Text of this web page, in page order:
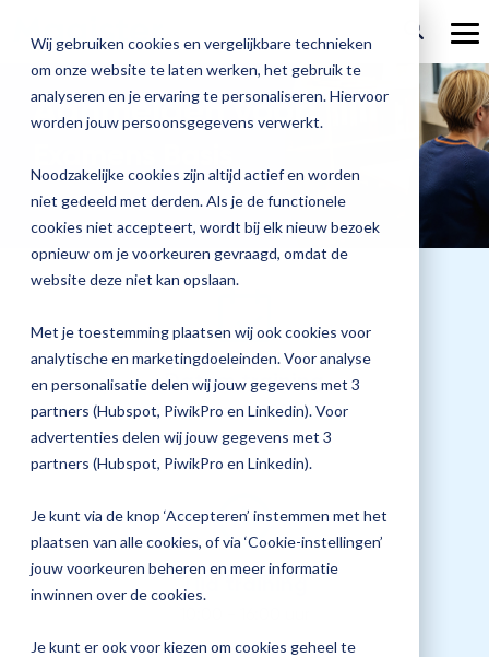
Wij gebruiken cookies en vergelijkbare technieken
om onze website te laten werken, het gebruik te
analyseren en je ervaring te personaliseren. Hiervoor
worden jouw persoonsgegevens verwerkt.
Noodzakelijke cookies zijn altijd actief en worden
niet gedeeld met derden. Als je de functionele
cookies niet accepteert, wordt bij elk nieuw bezoek
opnieuw om je voorkeuren gevraagd, omdat de
website deze niet kan opslaan.
Met je toestemming plaatsen wij ook cookies voor
analytische en marketingdoeleinden. Voor analyse
en personalisatie delen wij jouw gegevens met 3
partners (Hubspot, PiwikPro en Linkedin). Voor
advertenties delen wij jouw gegevens met 3
partners (Hubspot, PiwikPro en Linkedin).
Je kunt via de knop ‘Accepteren’ instemmen met het
plaatsen van alle cookies, of via ‘Cookie-instellingen’
jouw voorkeuren beheren en meer informatie
inwinnen over de cookies.
Je kunt er ook voor kiezen om cookies geheel te
Onze
Magister MX
Aanmelden
& verzuim
Magister To do
Magister Join
Magister Inzicht
Magister Kluisjes
alle
oplossingen
hoe
Magister is
Docenten
Onderwijsondersteunend personeel
Leerlingen
Ouders
Onze
Check-up
Quickscan
Applicatiebeheer
Overstappen
Academy
Training op jouw school
Praktische informatie
Met
Check-
Over Magister
Actueel
Magister Journaal
Over ons
Werken bij Magister
Gebruikerspanel
Media & Pers
Aanmelden voor:
Datum training
11 maart 2027
Tijd training